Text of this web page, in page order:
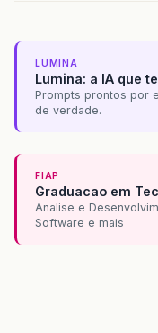
LUMINA
Lumina: a IA que
Prompts prontos por
de verdade.
FIAP
Graduacao em
Analise e
Software e mais